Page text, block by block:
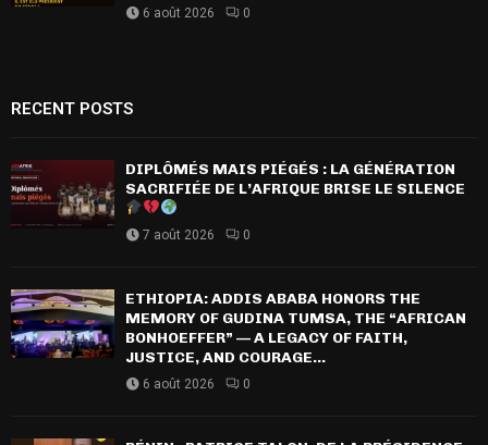
6 août 2026 0
RECENT POSTS
DIPLÔMÉS MAIS PIÉGÉS : LA GÉNÉRATION
SACRIFIÉE DE L’AFRIQUE BRISE LE SILENCE
7 août 2026 0
ETHIOPIA: ADDIS ABABA HONORS THE
MEMORY OF GUDINA TUMSA, THE “AFRICAN
BONHOEFFER” — A LEGACY OF FAITH,
JUSTICE, AND COURAGE...
6 août 2026 0